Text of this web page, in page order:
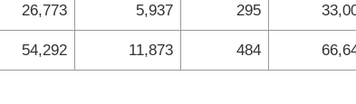
26,773 5,937 295
54,292 11,873 484